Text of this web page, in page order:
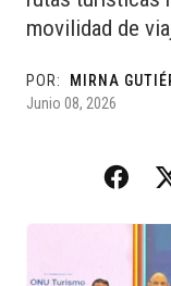
movilidad de
POR:
MIRNA
Junio 08, 2026